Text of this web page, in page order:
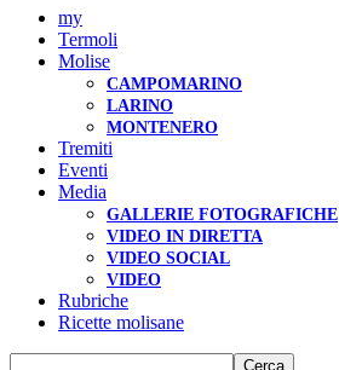
my
Termoli
Molise
CAMPOMARINO
LARINO
MONTENERO
Tremiti
Eventi
Media
GALLERIE FOTOGRAFICHE
VIDEO IN DIRETTA
VIDEO SOCIAL
VIDEO
Rubriche
Ricette molisane